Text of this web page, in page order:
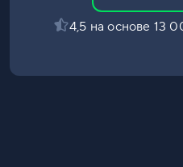
4,5 на основе 13